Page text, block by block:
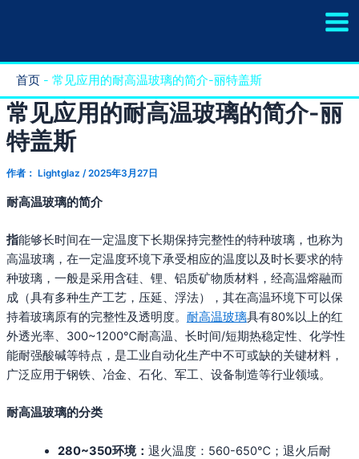
容
首页 - 常见应用的耐高温玻璃的简介-丽特盖斯
常见应用的耐高温玻璃的简介-丽
特盖斯
作者： Lightglaz /2025年3月27日
耐高温玻璃的简介
指能够长时间在一定温度下长期保持完整性的特种玻璃，也称为
高温玻璃，在一定温度环境下承受相应的温度以及时长要求的特
种玻璃，一般是采用含硅、锂、铝质矿物质材料，经高温熔融而
成（具有多种生产工艺，压延、浮法），其在高温环境下可以保
持着玻璃原有的完整性及透明度。 耐高温玻璃具有80%以上的红
外透光率、300~1200℃耐高温、长时间/短期热稳定性、化学性
能耐强酸碱等特点，是工业自动化生产中不可或缺的关键材料，
广泛应用于钢铁、冶金、石化、军工、设备制造等行业领域。
耐高温玻璃的分类
280~350环境： 退火温度：560-650℃；退火后耐